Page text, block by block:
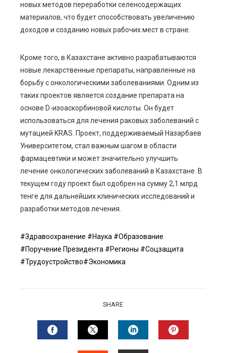
новых методов переработки селенсодержащих
материалов, что будет способствовать увеличению
доходов и созданию новых рабочих мест в стране.
Кроме того, в Казахстане активно разрабатываются
новые лекарственные препараты, направленные на
борьбу с онкологическими заболеваниями. Одним из
таких проектов является создание препарата на
основе D-изоаскорбиновой кислоты. Он будет
использоваться для лечения раковых заболеваний с
мутацией KRAS. Проект, поддерживаемый Назарбаев
Университетом, стал важным шагом в области
фармацевтики и может значительно улучшить
лечение онкологических заболеваний в Казахстане. В
текущем году проект был одобрен на сумму 2,1 млрд
тенге для дальнейших клинических исследований и
разработки методов лечения.
#Здравоохранение #Наука #Образование
#Поручение Президента #Регионы #Соцзащита
#Трудоустройство#Экономика
SHARE
FACEBOOKTWITTERLINKEDIN